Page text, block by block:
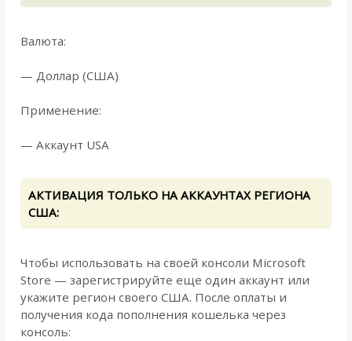
Валюта:
— Доллар (США)
Применение:
— Аккаунт USA
АКТИВАЦИЯ ТОЛЬКО НА АККАУНТАХ РЕГИОНА
США:
Чтобы использовать на своей консоли Microsoft
Store — зарегистрируйте еще один аккаунт или
укажите регион своего США. После оплаты и
получения кода пополнения кошелька через
консоль: